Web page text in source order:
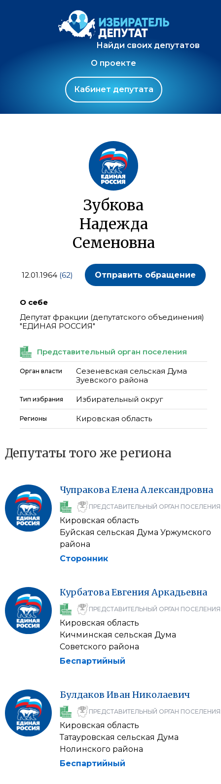
Найди своих депутатов
О проекте
Кабинет депутата
Зубкова
Надежда
Семеновна
12.01.1964 (62) Отправить обращение
О себе
Депутат фракции (депутатского объединения)
"ЕДИНАЯ РОССИЯ"
Представительный орган поселения
Орган власти
Сезеневская сельская Дума
Зуевского района
Тип избрания Избирательный округ
Регионы Кировская область
Депутаты того же региона
ЧупраковаЕленаАлександровна
ПРЕДСТАВИТЕЛЬНЫЙ ОРГАН ПОСЕЛЕНИЯ
Кировская область
Буйская сельская Дума Уржумского
района
Сторонник
КурбатоваЕвгенияАркадьевна
ПРЕДСТАВИТЕЛЬНЫЙ ОРГАН ПОСЕЛЕНИЯ
Кировская область
Кичминская сельская Дума
Советского района
Беспартийный
Булдаков ИванНиколаевич
ПРЕДСТАВИТЕЛЬНЫЙ ОРГАН ПОСЕЛЕНИЯ
Кировская область
Татауровская сельская Дума
Нолинского района
Беспартийный